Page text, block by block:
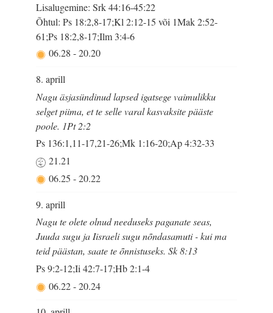
Lisalugemine: Srk 44:16-45:22
Õhtul: Ps 18:2,8-17;Kl 2:12-15 või 1Mak 2:52-
61;Ps 18:2,8-17;Ilm 3:4-6
06.28-20.20
8. aprill
Nagu äsjasündinud lapsed igatsege vaimulikku
selget piima, et te selle varal kasvaksite pääste
poole. 1Pt 2:2
Ps 136:1,11-17,21-26;Mk 1:16-20;Ap 4:32-33
21.21
06.25-20.22
9. aprill
Nagu te olete olnud needuseks paganate seas,
Juuda sugu ja Iisraeli sugu nõndasamuti - kui ma
teid päästan, saate te õnnistuseks. Sk 8:13
Ps 9:2-12;Ii 42:7-17;Hb 2:1-4
06.22-20.24